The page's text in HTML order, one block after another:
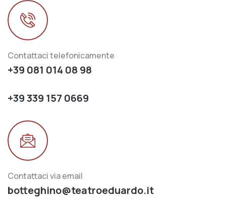
Contattaci telefonicamente
+39 081 014 08 98
+39 339 157 0669
Contattaci via email
botteghino@teatroeduardo.it